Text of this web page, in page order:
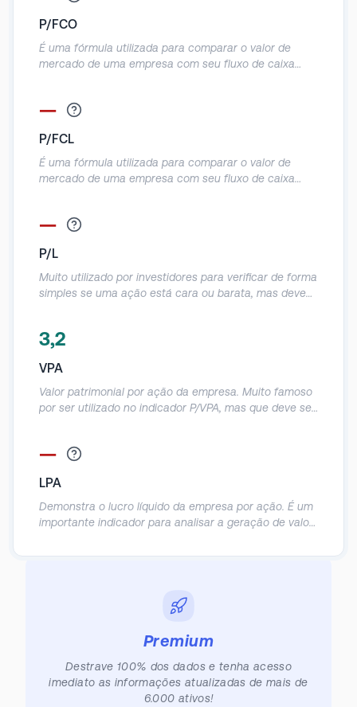
P/FCO
É uma fórmula utilizada para comparar o valor de
mercado de uma empresa com seu fluxo de caixa
Normalmente utilizado em empresas que geram caixa,
evita essa distorção, como, por exemplo, gastos com
D&A sem efeito caixa.
—
P/FCL
É uma fórmula utilizada para comparar o valor de
mercado de uma empresa com seu fluxo de caixa
indicador parecido com o P/FCO, mas como desconta
assertiva em relação a geração real de caixa da
empresa.
—
P/L
Muito utilizado por investidores para verificar de forma
simples se uma ação está cara ou barata, mas deve
Demonstra em quanto anos o investidor
de acordo com o lucro da empresa.
3,2
VPA
Valor patrimonial por ação da empresa. Muito famoso
por ser utilizado no indicador P/VPA, mas que deve ser
—
LPA
Demonstra o lucro líquido da empresa por ação. É um
importante indicador para analisar a geração de valor
recompra de ações é comum.
Premium
Destrave 100% dos dados e tenha acesso
imediato as informações atualizadas de mais de
6.000 ativos!